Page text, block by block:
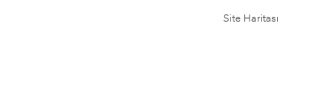
Site Haritası